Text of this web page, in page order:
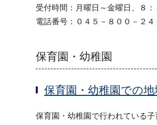
受付時間：月曜日～金曜日、８：
電話番号：０４５－８００－２４
保育園・幼稚園
保育園・幼稚園での地
保育園・幼稚園で行われている